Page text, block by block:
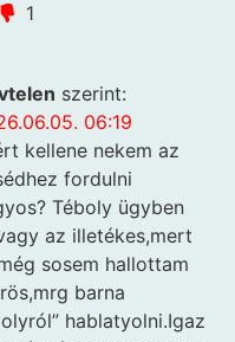
1
szerint:
06:19
kellene nekem az
fordulni
Téboly ügyben
az illetékes,mert
sosem hallottam
barna
hablatyolni.Igaz